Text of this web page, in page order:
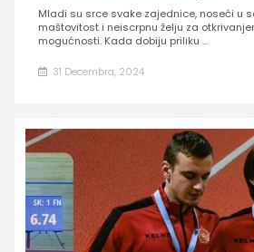
Mladi su srce svake zajednice, noseći u
maštovitost i neiscrpnu želju za
mogućnosti. Kada dobiju priliku ...
31 Decembra, 2024